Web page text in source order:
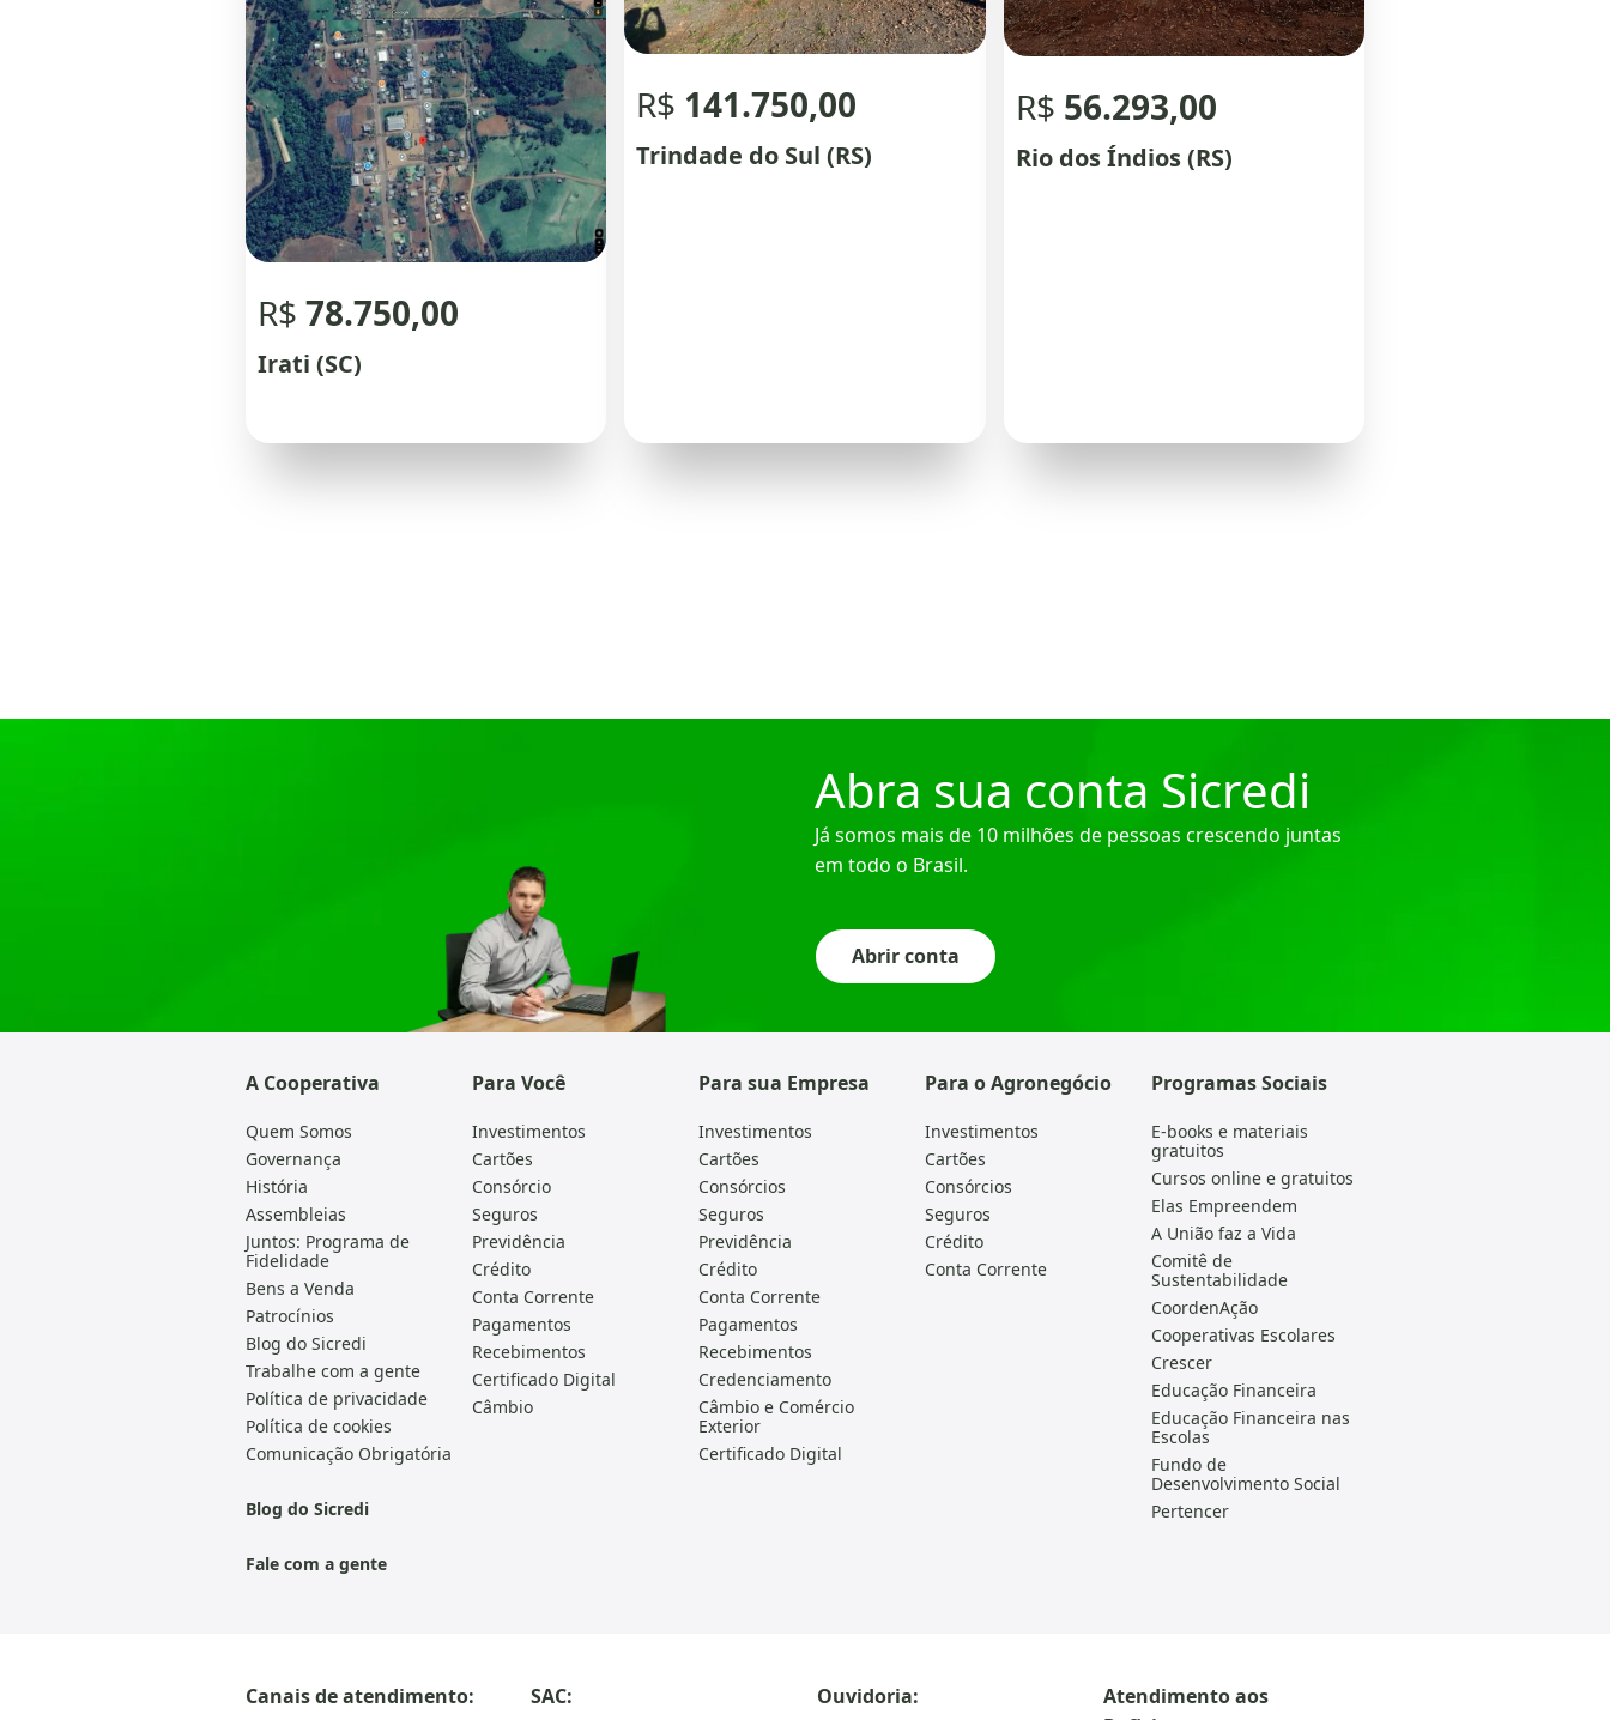
R$ 78.750,00
Irati (SC)
R$ 141.750,00
Trindade do Sul (RS)
R$ 56.293,00
Rio dos Índios (RS)
Abra sua conta Sicredi
Já somos mais de 10 milhões de pessoas crescendo juntas
em todo o Brasil.
Abrir conta
A Cooperativa
Quem Somos
Governança
História
Assembleias
Juntos: Programa de
Fidelidade
Bens a Venda
Patrocínios
Blog do Sicredi
Trabalhe com a gente
Política de privacidade
Política de cookies
Comunicação Obrigatória
Blog do Sicredi
Fale com a gente
Para Você
Investimentos
Cartões
Consórcio
Seguros
Previdência
Crédito
Conta Corrente
Pagamentos
Recebimentos
Certificado Digital
Câmbio
Para sua Empresa
Investimentos
Cartões
Consórcios
Seguros
Previdência
Crédito
Conta Corrente
Pagamentos
Recebimentos
Credenciamento
Câmbio e Comércio
Exterior
Certificado Digital
Para o Agronegócio
Investimentos
Cartões
Consórcios
Seguros
Crédito
Conta Corrente
Programas Sociais
E-books e materiais
gratuitos
Cursos online e gratuitos
Elas Empreendem
A União faz a Vida
Comitê de
Sustentabilidade
CoordenAção
Cooperativas Escolares
Crescer
Educação Financeira
Educação Financeira nas
Escolas
Fundo de
Desenvolvimento Social
Pertencer
Canais de atendimento:
SAC:
Ouvidoria:
Atendimento aos